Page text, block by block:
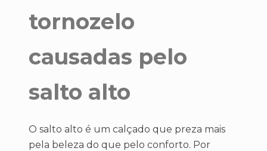
tornozelo
causadas pelo
salto alto
O salto alto é um calçado que preza mais
pela beleza do que pelo conforto. Por